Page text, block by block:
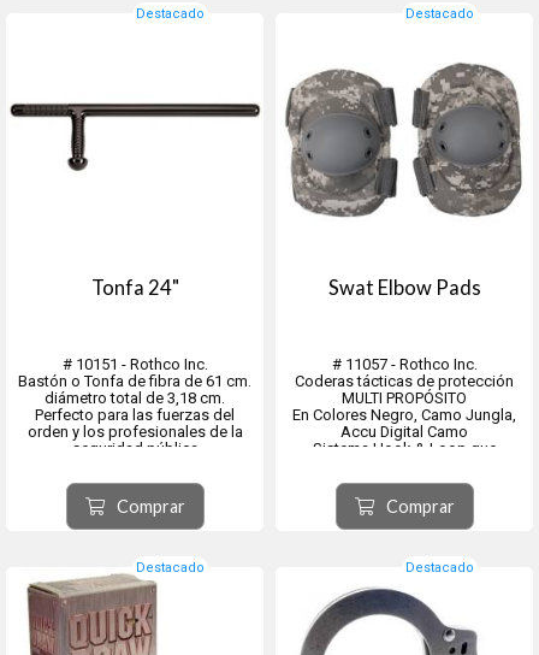
Destacado
Tonfa 24"
# 10151 - Rothco Inc.
Bastón o Tonfa de fibra de 61 cm.
diámetro total de 3,18 cm.
Perfecto para las fuerzas del
orden y los profesionales de la
seguridad pública
para diversas situaciones.
No incluye el porta Tonfa. Color
Negro
Comprar
Destacado
Swat Elbow Pads
# 11057 - Rothco Inc.
Coderas tácticas de protección
MULTI PROPÓSITO
En Colores Negro, Camo Jungla,
Accu Digital Camo
Sistema Hook & Loop que
de Acuerdo a los Requisitos del
Usuario permitiendo su Rápida
Colocación
Evitando la Caída Accidental.
Comprar
Destacado Destacado